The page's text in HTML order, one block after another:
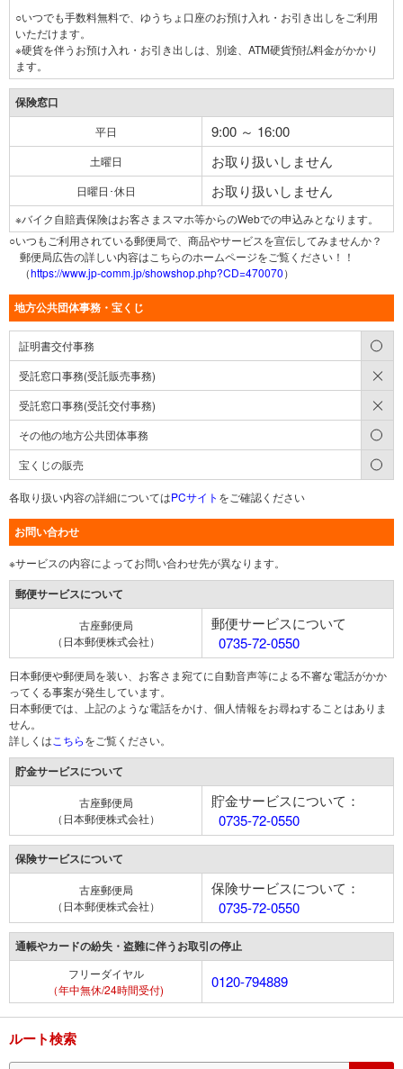
○いつでも手数料無料で、ゆうちょ口座のお預け入れ・お引き出しをご利用
いただけます。
※硬貨を伴うお預け入れ・お引き出しは、別途、ATM硬貨預払料金がかかり
ます。
保険窓口
平日 9:00 ～ 16:00
土曜日 お取り扱いしません
日曜日･休日 お取り扱いしません
※バイク自賠責保険はお客さまスマホ等からのWebでの申込みとなります。
○いつもご利用されている郵便局で、商品やサービスを宣伝してみませんか？
郵便局広告の詳しい内容はこちらのホームページをご覧ください！！
（https://www.jp-comm.jp/showshop.php?CD=470070）
地方公共団体事務・宝くじ
証明書交付事務
受託窓口事務(受託販売事務)
受託窓口事務(受託交付事務)
その他の地方公共団体事務
宝くじの販売
各取り扱い内容の詳細についてはPCサイト をご確認ください
お問い合わせ
※サービスの内容によってお問い合わせ先が異なります。
郵便サービスについて
古座郵便局
（日本郵便株式会社）
郵便サービスについて
0735-72-0550
日本郵便や郵便局を装い、お客さま宛てに自動音声等による不審な電話がかか
ってくる事案が発生しています。
日本郵便では、上記のような電話をかけ、個人情報をお尋ねすることはありま
せん。
詳しくは こちらをご覧ください。
貯金サービスについて
古座郵便局
（日本郵便株式会社）
貯金サービスについて：
0735-72-0550
保険サービスについて
古座郵便局
（日本郵便株式会社）
保険サービスについて：
0735-72-0550
通帳やカードの紛失・盗難に伴うお取引の停止
フリーダイヤル
（年中無休/24時間受付)
0120-794889
ルート検索